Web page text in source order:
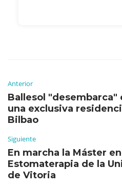
Anterior
Ballesol "desembarca"
una exclusiva
Bilbao
Siguiente
En marcha la Máster
Estomaterapia de la
de Vitoria